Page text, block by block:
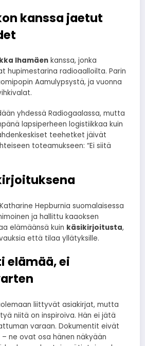
kanssa jaetut
Ihamäen kanssa, jonka
hupimestarina radioaalloilta. Parin
Aamulypsystä, ja vuonna
yhdessä Radiogaalassa, mutta
lapsiperheen logistiikkaa kuin
teehetket jäivät
toteamukseen: “Ei siitä
Hepburnia suomalaisessa
ja hallittu kaaoksen
elämäänsä kuin käsikirjoitusta,
että tilaa yllätyksille.
elämää, ei
liittyvät asiakirjat, mutta
niitä on inspiroiva. Hän ei jätä
varaan. Dokumentit eivät
ne ovat osa hänen näkyään